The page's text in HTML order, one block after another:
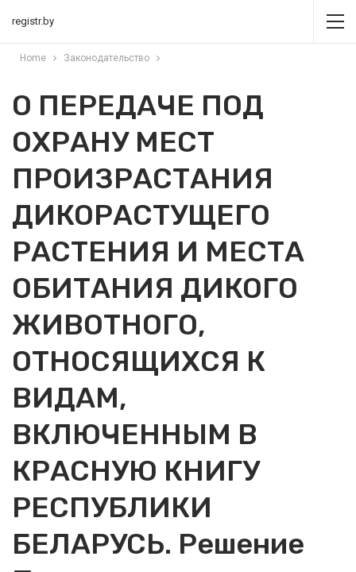
registr.by
Home Законодательство
О ПЕРЕДАЧЕ ПОД
ОХРАНУ МЕСТ
ПРОИЗРАСТАНИЯ
ДИКОРАСТУЩЕГО
РАСТЕНИЯ И МЕСТА
ОБИТАНИЯ ДИКОГО
ЖИВОТНОГО,
ОТНОСЯЩИХСЯ К
ВИДАМ,
ВКЛЮЧЕННЫМ В
КРАСНУЮ КНИГУ
РЕСПУБЛИКИ
БЕЛАРУСЬ. Решение